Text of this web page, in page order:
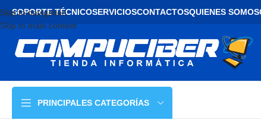
Skip to navigation
Skip to main content
SOPORTE TÉCNICOSERVICIOSCONTACTOSQUIENES SOMOS
PRINCIPALES CATEGORÍAS